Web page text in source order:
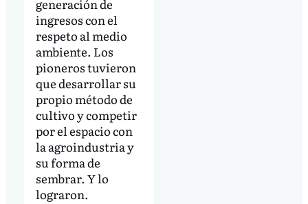
generación de
ingresos con el
respeto al medio
ambiente. Los
pioneros tuvieron
que desarrollar su
propio método de
cultivo y competir
por el espacio con
la agroindustria y
su forma de
sembrar. Y lo
lograron.